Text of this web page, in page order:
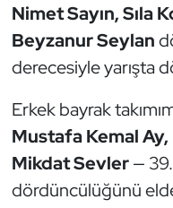
Nimet Sayın, Sıla
Beyzanur Seylan
derecesiyle yarışta
Erkek bayrak
Mustafa Kemal
Mikdat Sevler—
dördüncülüğünü
Yelken
Yüzme